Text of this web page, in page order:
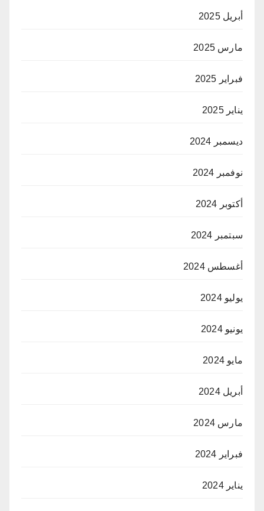
أبريل 2025
مارس 2025
فبراير 2025
يناير 2025
ديسمبر 2024
نوفمبر 2024
أكتوبر 2024
سبتمبر 2024
أغسطس 2024
يوليو 2024
يونيو 2024
مايو 2024
أبريل 2024
مارس 2024
فبراير 2024
يناير 2024